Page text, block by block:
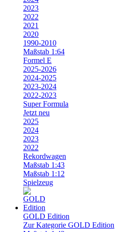
2023
2022
2021
2020
1990-2010
Maßstab 1:64
Formel E
2025-2026
2024-2025
2023-2024
2022-2023
Super Formula
Jetzt neu
2025
2024
2023
2022
Rekordwagen
Maßstab 1:43
Maßstab 1:12
Spielzeug
GOLD Edition
Zur Kategorie GOLD Edition